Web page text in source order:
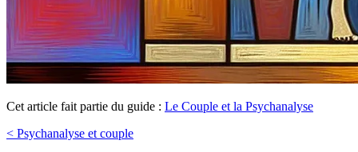
Cet article fait partie du guide : Le Couple et la Psychanalyse
< Psychanalyse et couple